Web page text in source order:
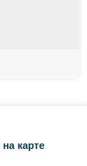
карте